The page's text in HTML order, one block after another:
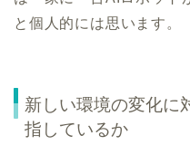
と個人的には思います。
新しい環境の変化に
指しているか